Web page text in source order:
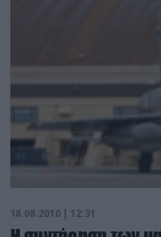
αεροσκάφος και
καταστρφεί το
διάσωση όπως
18.08.2010 | 12:31